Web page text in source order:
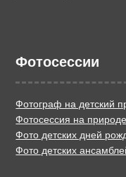
Фотосессии
Фотограф на детский
Фотосессия на природе
Фото детских дней
Фото детских